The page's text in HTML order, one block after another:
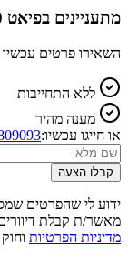
מתעניינים בפיאט 500
השאירו פרטים עכשיו
ללא התחייבות
מענה מהיר
או חייגו עכשיו:
קבלו הצעה
ידוע לי שהפרטים
מאשר/ת קבלת
מדיניות הפרטיות